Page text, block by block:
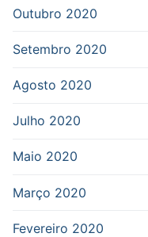
Outubro 2020
Setembro 2020
Agosto 2020
Julho 2020
Maio 2020
Março 2020
Fevereiro 2020